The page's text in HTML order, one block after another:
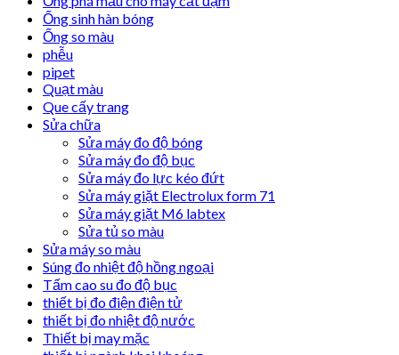
Ống sinh hàn bóng
Ống so màu
phễu
pipet
Quạt màu
Que cấy trang
Sửa chữa
Sửa máy đo độ bóng
Sửa máy đo độ bục
Sửa máy đo lực kéo đứt
Sửa máy giặt Electrolux form 71
Sửa máy giặt M6 labtex
Sửa tủ so màu
Sửa máy so màu
Súng đo nhiệt độ hồng ngoại
Tấm cao su đo độ bục
thiết bị đo điện điện tử
thiết bị đo nhiệt độ nước
Thiết bị may mặc